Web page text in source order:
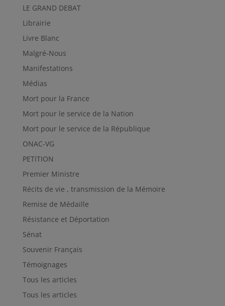
LE GRAND DEBAT
Librairie
Livre Blanc
Malgré-Nous
Manifestations
Médias
Mort pour la France
Mort pour le service de la Nation
Mort pour le service de la République
ONAC-VG
PETITION
Premier Ministre
Récits de vie , transmission de la Mémoire
Remise de Médaille
Résistance et Déportation
Sénat
Souvenir Français
Témoignages
Tous les articles
Tous les articles